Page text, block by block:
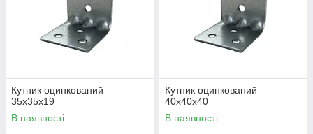
Кутник оцинкований
35х35х19
В наявності
Кутник оцинкований
40х40х40
В наявності